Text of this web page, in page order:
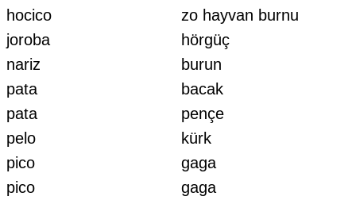
hocico
zo hayvan burnu
joroba
hörgüç
nariz
burun
pata
bacak
pata
pençe
pelo
kürk
pico
gaga
pico
gaga